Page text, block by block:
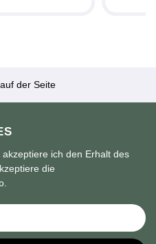
der Seite
ich den Erhalt des
die
an: